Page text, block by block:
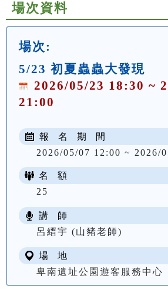
場次資料
場次:
5/23 初夏蟲蟲大發現
2026/05/23 18:30 ~
21:00
報 名 期 間
2026/05/07 12:00 ~ 2026/
名 額
25
講 師
呂縉宇 (山豬老師)
場 地
卑南遺址公園遊客服務中心